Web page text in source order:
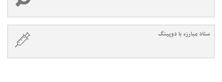
ستاد مبارزه با دوپینگ